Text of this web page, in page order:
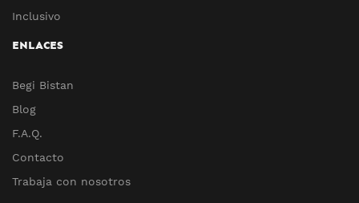
Inclusivo
ENLACES
Begi Bistan
Blog
F.A.Q.
Contacto
Trabaja con nosotros